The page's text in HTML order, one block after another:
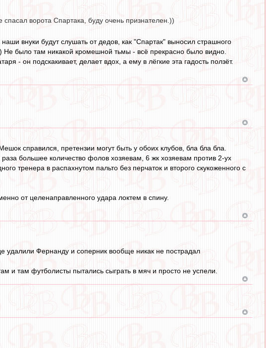
ворота Спартака, буду очень признателен.))
внуки будут слушать от дедов, как "Спартак" выносил страшного
было там никакой кромешной тьмы - всё прекрасно было видно.
- он подскакивает, делает вдох, а ему в лёгкие эта гадость ползёт.
справился, претензии могут быть у обоих клубов, бла бла бла.
большее количество фолов хозяевам, 6 жк хозяевам против 2-ух
тренера в распахнутом пальто без перчаток и второго скукоженного с
от целенаправленного удара локтем в спину.
удалили Фернанду и соперник вообще никак не пострадал
и там футболисты пытались сыграть в мяч и просто не успели.